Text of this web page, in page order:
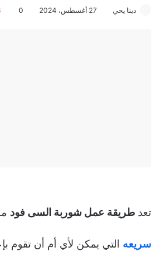
دينا يحي 27 أغسطس، 2024 0
تعد طريقة عمل شوربة السى فود
سريعه التي يمكن لأي أم أن تقوم